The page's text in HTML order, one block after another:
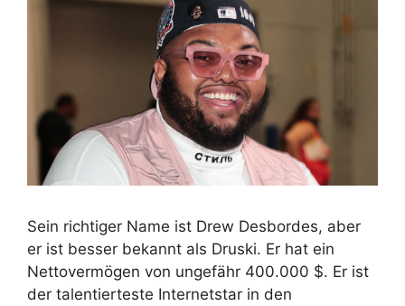
Sein richtiger Name ist Drew Desbordes, aber
er ist besser bekannt als Druski. Er hat ein
Nettovermögen von ungefähr 400.000 $. Er ist
der talentierteste Internetstar in den